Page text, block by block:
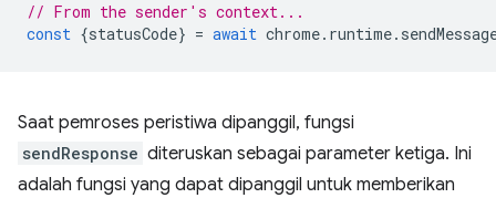
// From the sender's context...
const {statusCode} = await chrome. runtime.
Saat pemroses peristiwa dipanggil, fungsi
sendResponse diteruskan sebagai parameter ketiga. Ini
adalah fungsi yang dapat dipanggil untuk memberikan